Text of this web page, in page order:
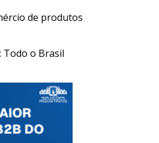
de produtos
Todo o Brasil